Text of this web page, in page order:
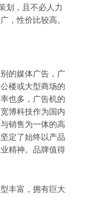
划，且不必人力
，性价比较高。
的媒体广告，广
楼或大型商场的
也多，广告机的
博科技作为国内
销售为一体的高
定了始终以产品
精神。品牌值得
丰富，拥有巨大